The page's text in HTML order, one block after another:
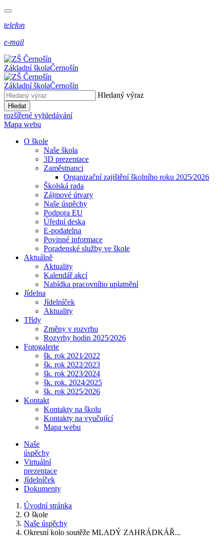
telefon
e-mail
Základní školaČernošín
Základní školaČernošín
Hledaný výraz
Hledat
rozšířené vyhledávání
Mapa webu
O škole
Naše škola
3D prezentace
Zaměstnanci
Organizační zajištění školního roku 2025⁄2026
Školská rada
Zájmové útvary
Naše úspěchy
Podpora EU
Úřední deska
E-podatelna
Povinné informace
Poradenské služby ve škole
Aktuálně
Aktuality
Kalendář akcí
Nabídka pracovního uplatnění
Jídelna
Jídelníček
Aktuality
Třídy
Změny v rozvrhu
Rozvrhy hodin 2025⁄2026
Fotogalerie
šk. rok 2021⁄2022
šk. rok 2022⁄2023
šk. rok 2023⁄2024
šk. rok. 2024⁄2025
šk. rok 2025⁄2026
Kontakt
Kontakty na školu
Kontakty na vyučující
Mapa webu
Naše
úspěchy
Virtuální
prezentace
Jídelníček
Dokumenty
Úvodní stránka
O škole
Naše úspěchy
Okresní kolo soutěže MLADÝ ZAHRÁDKÁŘ...